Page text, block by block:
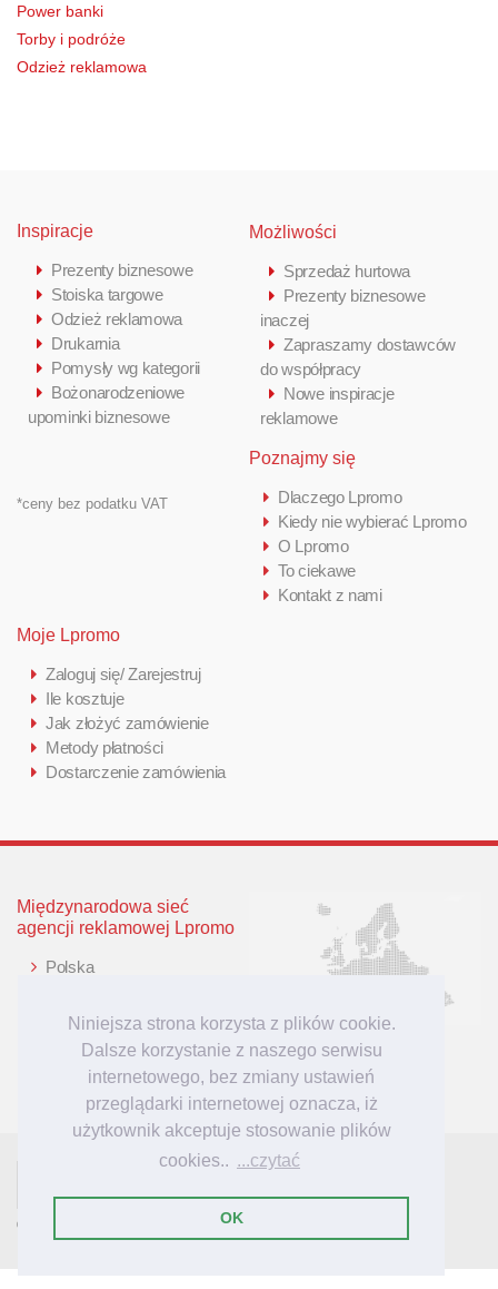
Niniejsza strona korzysta z plików cookie.
Dalsze korzystanie z naszego serwisu
internetowego, bez zmiany ustawień
przeglądarki internetowej oznacza, iż
użytkownik akceptuje stosowanie plików
cookies.. ...czytać
OK
Power banki
Torby i podróże
Odzież reklamowa
Inspiracje
Prezenty biznesowe
Stoiska targowe
Odzież reklamowa
Drukarnia
Pomysły wg kategorii
Bożonarodzeniowe
upominki biznesowe
*ceny bez podatku VAT
Możliwości
Sprzedaż hurtowa
Prezenty biznesowe
inaczej
Zapraszamy dostawców
do współpracy
Nowe inspiracje
reklamowe
Poznajmy się
Dlaczego Lpromo
Kiedy nie wybierać Lpromo
O Lpromo
To ciekawe
Kontakt z nami
Moje Lpromo
Zaloguj się/ Zarejestruj
Ile kosztuje
Jak złożyć zamówienie
Metody płatności
Dostarczenie zamówienia
Międzynarodowa sieć
agencji reklamowej Lpromo
Polska
Niemcy
© 2007-2023 Lpromo.PL